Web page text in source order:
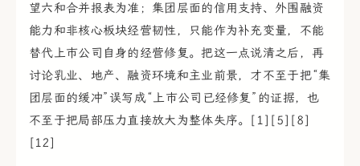
望六和合并报表为准；集团层面的信用支持、外围融资
能力和非核心板块经营韧性，只能作为补充变量，不能
替代上市公司自身的经营修复。把这一点说清之后，再
讨论乳业、地产、融资环境和主业前景，才不至于把“集
团层面的缓冲”误写成“上市公司已经修复”的证据，也
不至于把局部压力直接放大为整体失序。[1][5][8]
[12]